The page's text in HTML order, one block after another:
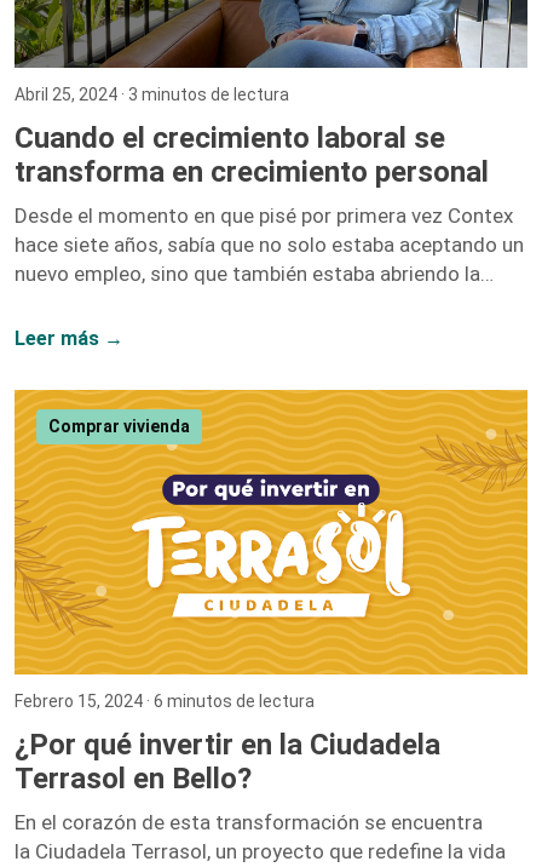
Abril 25, 2024 · 3 minutos de lectura
Cuando el crecimiento laboral se
transforma en crecimiento personal
Desde el momento en que pisé por primera vez Contex
hace siete años, sabía que no solo estaba aceptando un
nuevo empleo, sino que también estaba abriendo la
me equivoqué. Hoy, siete años después, puedo afirmar
van de la mano, y mi paso por esta compañía lo
demuestra. Iniciar como una entusiasta del marketing
digital y ascender hasta convertirme en la Directora […]
Leer más →
Comprar vivienda
Febrero 15, 2024 · 6 minutos de lectura
¿Por qué invertir en la Ciudadela
Terrasol en Bello?
En el corazón de esta transformación se encuentra
la Ciudadela Terrasol, un proyecto que redefine la vida